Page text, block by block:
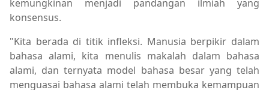
kemungkinan menjadi pandangan ilmiah yang
konsensus.
"Kita berada di titik infleksi. Manusia berpikir dalam
bahasa alami, kita menulis makalah dalam bahasa
alami, dan ternyata model bahasa besar yang telah
menguasai bahasa alami telah membuka kemampuan